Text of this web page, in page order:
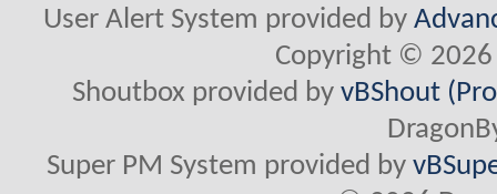
User Alert System provided by
Copyright © 2026
Shoutbox provided byvBShout
Super PM System provided by